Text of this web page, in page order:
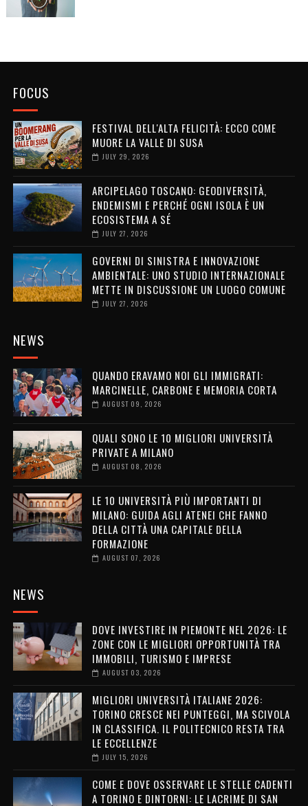
FOCUS
FESTIVAL DELL'ALTA FELICITÀ: ECCO COME
MUORE LA VALLE DI SUSA
JULY 29, 2026
ARCIPELAGO TOSCANO: GEODIVERSITÀ,
ENDEMISMI E PERCHÉ OGNI ISOLA È UN
ECOSISTEMA A SÉ
JULY 27, 2026
GOVERNI DI SINISTRA E INNOVAZIONE
AMBIENTALE: UNO STUDIO INTERNAZIONALE
METTE IN DISCUSSIONE UN LUOGO COMUNE
JULY 27, 2026
NEWS
QUANDO ERAVAMO NOI GLI IMMIGRATI:
MARCINELLE, CARBONE E MEMORIA CORTA
AUGUST 09, 2026
QUALI SONO LE 10 MIGLIORI UNIVERSITÀ
PRIVATE A MILANO
AUGUST 08, 2026
LE 10 UNIVERSITÀ PIÙ IMPORTANTI DI
MILANO: GUIDA AGLI ATENEI CHE FANNO
DELLA CITTÀ UNA CAPITALE DELLA
FORMAZIONE
AUGUST 07, 2026
NEWS
DOVE INVESTIRE IN PIEMONTE NEL 2026: LE
ZONE CON LE MIGLIORI OPPORTUNITÀ TRA
IMMOBILI, TURISMO E IMPRESE
AUGUST 03, 2026
MIGLIORI UNIVERSITÀ ITALIANE 2026:
TORINO CRESCE NEI PUNTEGGI, MA SCIVOLA
IN CLASSIFICA. IL POLITECNICO RESTA TRA
LE ECCELLENZE
JULY 15, 2026
COME E DOVE OSSERVARE LE STELLE CADENTI
A TORINO E DINTORNI: LE LACRIME DI SAN